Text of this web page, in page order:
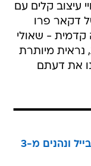
עיצוב קלים עם
דקאר פרו
קדמית - שאולי
נראית מיותרת
את דעתם
עוברים עכשיו לוואלה מובייל ונהנים מ-3